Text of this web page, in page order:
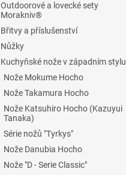
Outdoorové a lovecké sety
Morakniv®
Břitvy a příslušenství
Nůžky
Kuchyňské nože v západním stylu
Nože Mokume Hocho
Nože Takamura Hocho
Nože Katsuhiro Hocho (Kazuyui
Tanaka)
Série nožů "Tyrkys"
Nože Danubia Hocho
Nože "D - Serie Classic"